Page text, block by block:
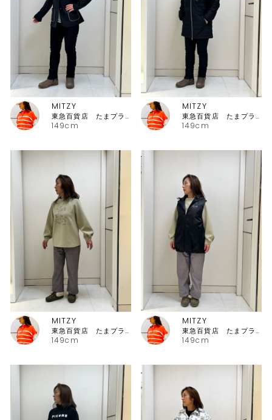
149cm
MITZY
東急百貨店 たまプラーザ店ピッコーネ
149cm
MITZY
東急百貨店 たまプラーザ店ピッコーネ
149cm
MITZY
東急百貨店 たまプラーザ店ピッコーネ
149cm
MITZY
東急百貨店 たまプラーザ店ピッコーネ